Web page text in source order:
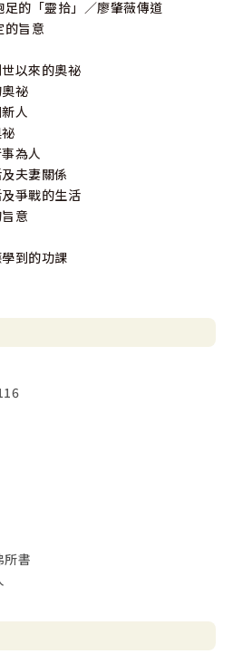
的「靈拾」／廖肇薇傳道
旨意
以來的奧祕
祕
人
為人
夫妻關係
爭戰的生活
意
到的功課
所書